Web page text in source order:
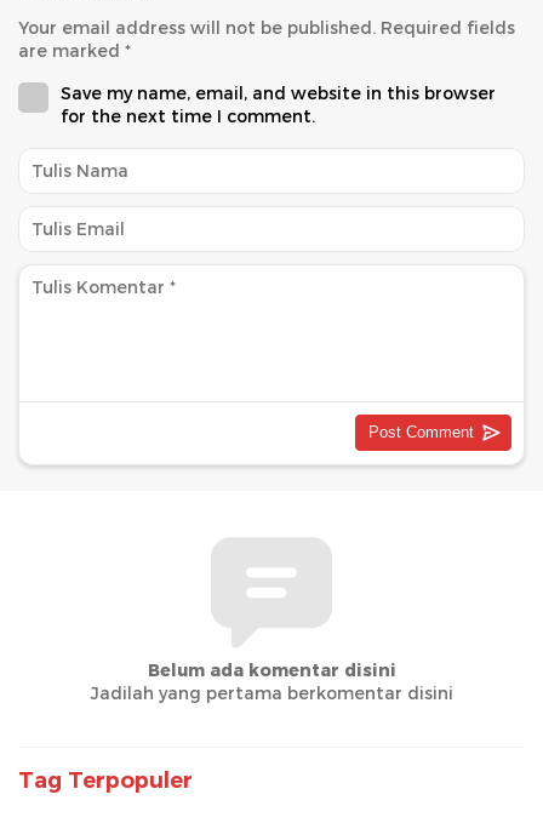
Your email address will not be published. Required fields
are marked *
Save my name, email, and website in this browser
for the next time I comment.
Belum ada komentar disini
Jadilah yang pertama berkomentar disini
Tag Terpopuler